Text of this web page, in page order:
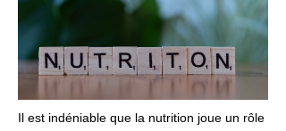
Il est indéniable que la nutrition joue un rôle